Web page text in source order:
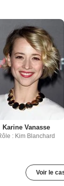
Karine Vanasse
: Kim Blanchard
Voir le